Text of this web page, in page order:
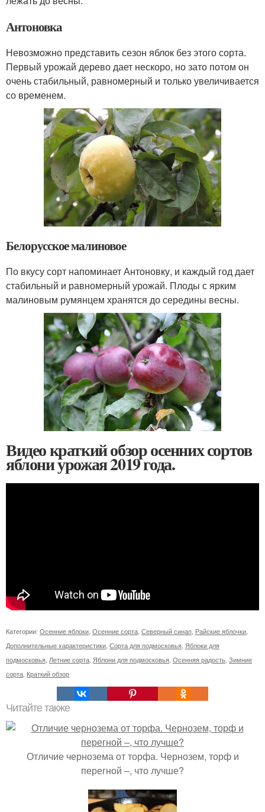
Антоновка
Невозможно представить сезон яблок без этого сорта.
Первый урожай дерево дает нескоро, но зато потом он
очень стабильный, равномерный и только увеличивается
со временем.
Белорусское малиновое
По вкусу сорт напоминает Антоновку, и каждый год дает
стабильный и равномерный урожай. Плоды с ярким
малиновым румянцем хранятся до середины весны.
Видео краткий обзор осенних сортов
яблони урожая 2019 года.
Категории: Осенние яблоки Осенние сорта Северный синап Райские яблочки
Дополнительные характеристики Сорта для подмосковья Яблоки для
подмосковья Летние сорта Яблони для подмосковья Осенняя радость Зимние
сорта Краткий обзор
Читайте также
Отличие чернозема от торфа. Чернозем, торф и
перегной –, что лучше?